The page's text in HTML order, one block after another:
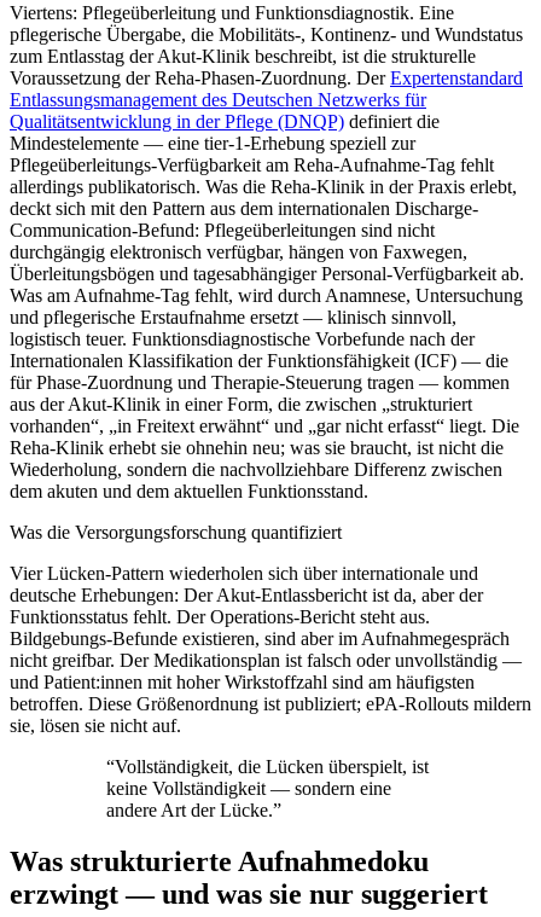
Viertens: Pflegeüberleitung und Funktionsdiagnostik. Eine
pflegerische Übergabe, die Mobilitäts-, Kontinenz- und Wundstatus
zum Entlasstag der Akut-Klinik beschreibt, ist die strukturelle
Voraussetzung der Reha-Phasen-Zuordnung. DerExpertenstandard
Entlassungsmanagement des Deutschen Netzwerks für
Qualitätsentwicklung in der Pflege (DNQP) definiert die
Mindestelemente — eine tier-1-Erhebung speziell zur
Pflegeüberleitungs-Verfügbarkeit am Reha-Aufnahme-Tag fehlt
allerdings publikatorisch. Was die Reha-Klinik in der Praxis erlebt,
deckt sich mit den Pattern aus dem internationalen Discharge-
Communication-Befund: Pflegeüberleitungen sind nicht
durchgängig elektronisch verfügbar, hängen von Faxwegen,
Überleitungsbögen und tagesabhängiger Personal-Verfügbarkeit ab.
Was am Aufnahme-Tag fehlt, wird durch Anamnese, Untersuchung
und pflegerische Erstaufnahme ersetzt — klinisch sinnvoll,
logistisch teuer. Funktionsdiagnostische Vorbefunde nach der
Internationalen Klassifikation der Funktionsfähigkeit (ICF) — die
für Phase-Zuordnung und Therapie-Steuerung tragen — kommen
aus der Akut-Klinik in einer Form, die zwischen „strukturiert
vorhanden“, „in Freitext erwähnt“ und „gar nicht erfasst“ liegt. Die
Reha-Klinik erhebt sie ohnehin neu; was sie braucht, ist nicht die
Wiederholung, sondern die nachvollziehbare Differenz zwischen
dem akuten und dem aktuellen Funktionsstand.
Was die Versorgungsforschung quantifiziert
Vier Lücken-Pattern wiederholen sich über internationale und
deutsche Erhebungen: Der Akut-Entlassbericht ist da, aber der
Funktionsstatus fehlt. Der Operations-Bericht steht aus.
Bildgebungs-Befunde existieren, sind aber im Aufnahmegespräch
nicht greifbar. Der Medikationsplan ist falsch oder unvollständig —
und Patient:innen mit hoher Wirkstoffzahl sind am häufigsten
betroffen. Diese Größenordnung ist publiziert; ePA-Rollouts mildern
sie, lösen sie nicht auf.
“Vollständigkeit, die Lücken überspielt, ist
keine Vollständigkeit — sondern eine
andere Art der Lücke.”
Was strukturierte Aufnahmedoku
erzwingt — und was sie nur suggeriert